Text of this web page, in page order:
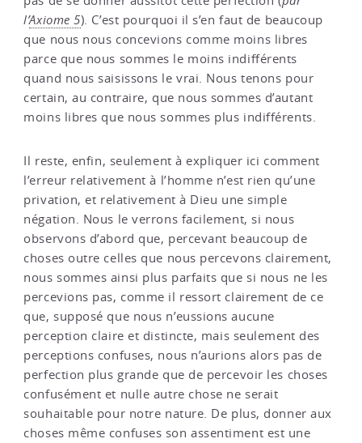
l’Axiome 5). C’est pourquoi il s’en faut de beaucoup
que nous nous concevions comme moins libres
parce que nous sommes le moins indifférents
quand nous saisissons le vrai. Nous tenons pour
certain, au contraire, que nous sommes d’autant
moins libres que nous sommes plus indifférents.
Il reste, enfin, seulement à expliquer ici comment
l’erreur relativement à l’homme n’est rien qu’une
privation, et relativement à Dieu une simple
négation. Nous le verrons facilement, si nous
observons d’abord que, percevant beaucoup de
choses outre celles que nous percevons clairement,
nous sommes ainsi plus parfaits que si nous ne les
percevions pas, comme il ressort clairement de ce
que, supposé que nous n’eussions aucune
perception claire et distincte, mais seulement des
perceptions confuses, nous n’aurions alors pas de
perfection plus grande que de percevoir les choses
confusément et nulle autre chose ne serait
souhaitable pour notre nature. De plus, donner aux
choses même confuses son assentiment est une